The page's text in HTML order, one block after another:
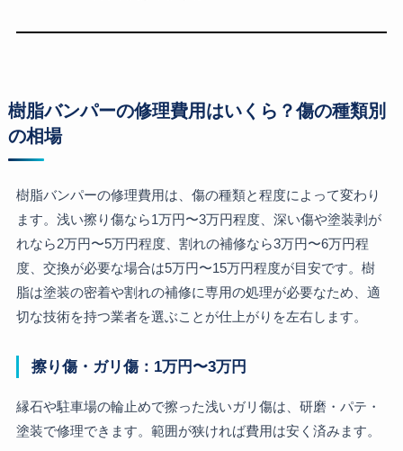
樹脂バンパーの修理費用はいくら？傷の種類別
の相場
樹脂バンパーの修理費用は、傷の種類と程度によって変わり
ます。浅い擦り傷なら1万円〜3万円程度、深い傷や塗装剥が
れなら2万円〜5万円程度、割れの補修なら3万円〜6万円程
度、交換が必要な場合は5万円〜15万円程度が目安です。樹
脂は塗装の密着や割れの補修に専用の処理が必要なため、適
切な技術を持つ業者を選ぶことが仕上がりを左右します。
擦り傷・ガリ傷：1万円〜3万円
縁石や駐車場の輪止めで擦った浅いガリ傷は、研磨・パテ・
塗装で修理できます。範囲が狭ければ費用は安く済みます。